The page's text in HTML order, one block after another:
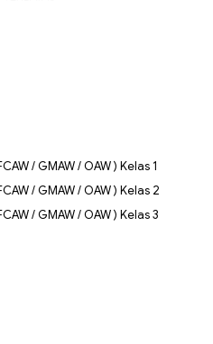
/ GMAW / OAW ) Kelas 1
/ GMAW / OAW ) Kelas 2
/ GMAW / OAW ) Kelas 3